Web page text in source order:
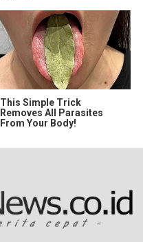
This Simple Trick
Removes All Parasites
From Your Body!